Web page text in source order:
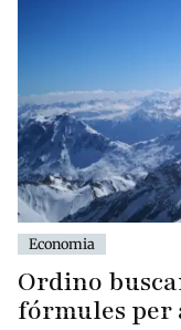
Economia
Ordino
fórmules